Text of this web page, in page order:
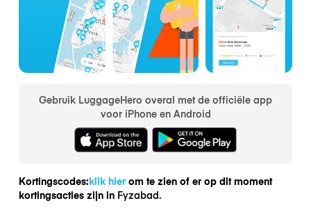
Gebruik LuggageHero overal met de officiële app
voor iPhone en Android
Kortingscodes:klik hierom te zien of er op dit moment
kortingsacties zijn in Fyzabad.